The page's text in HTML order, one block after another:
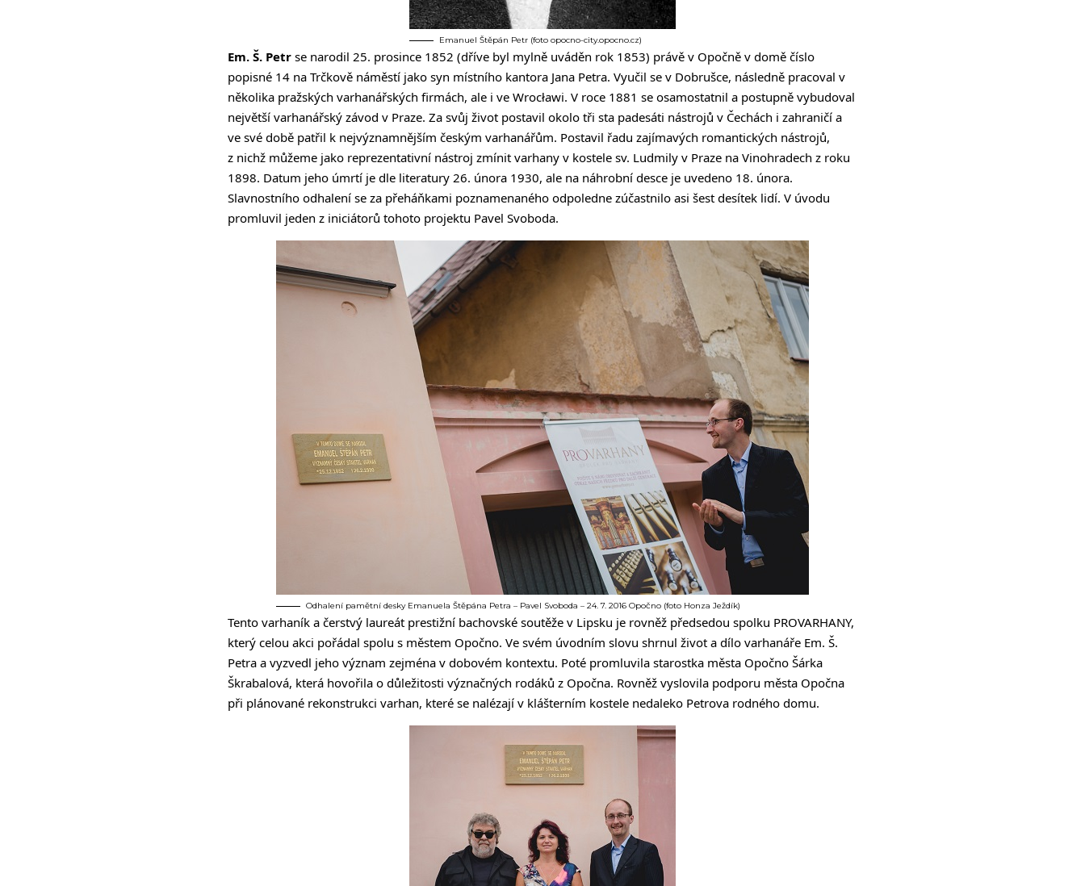
Emanuel Štěpán Petr (foto opocno-city.opocno.cz)
Em. Š. Petr se narodil 25. prosince 1852 (dříve byl mylně uváděn rok 1853) právě v Opočně v domě číslo
popisné 14 na Trčkově náměstí jako syn místního kantora Jana Petra. Vyučil se v Dobrušce, následně pracoval v
několika pražských varhanářských firmách, ale i ve Wrocławi. V roce 1881 se osamostatnil a postupně vybudoval
největší varhanářský závod v Praze. Za svůj život postavil okolo tři sta padesáti nástrojů v Čechách i zahraničí a
ve své době patřil k nejvýznamnějším českým varhanářům. Postavil řadu zajímavých romantických nástrojů,
z nichž můžeme jako reprezentativní nástroj zmínit varhany v kostele sv. Ludmily v Praze na Vinohradech z roku
1898. Datum jeho úmrtí je dle literatury 26. února 1930, ale na náhrobní desce je uvedeno 18. února.
Slavnostního odhalení se za přeháňkami poznamenaného odpoledne zúčastnilo asi šest desítek lidí. V úvodu
promluvil jeden z iniciátorů tohoto projektu Pavel Svoboda.
Odhalení pamětní desky Emanuela Štěpána Petra – Pavel Svoboda – 24. 7. 2016 Opočno (foto Honza Ježdík)
Tento varhaník a čerstvý laureát prestižní bachovské soutěže v Lipsku je rovněž předsedou spolku PROVARHANY,
který celou akci pořádal spolu s městem Opočno. Ve svém úvodním slovu shrnul život a dílo varhanáře Em. Š.
Petra a vyzvedl jeho význam zejména v dobovém kontextu. Poté promluvila starostka města Opočno Šárka
Škrabalová, která hovořila o důležitosti význačných rodáků z Opočna. Rovněž vyslovila podporu města Opočna
při plánované rekonstrukci varhan, které se nalézají v klášterním kostele nedaleko Petrova rodného domu.